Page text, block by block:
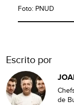
Foto: PNUD
Escrito por
de